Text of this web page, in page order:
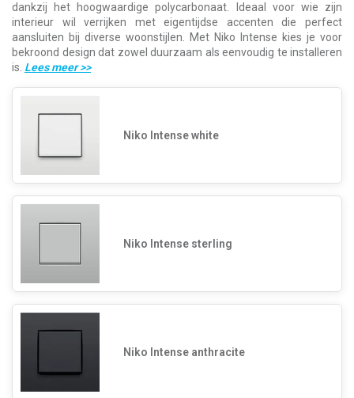
dankzij het hoogwaardige polycarbonaat. Ideaal voor wie zijn
interieur wil verrijken met eigentijdse accenten die perfect
aansluiten bij diverse woonstijlen. Met Niko Intense kies je voor
bekroond design dat zowel duurzaam als eenvoudig te installeren
is. Lees meer>>
Niko Intense white
Niko Intense sterling
Niko Intense anthracite